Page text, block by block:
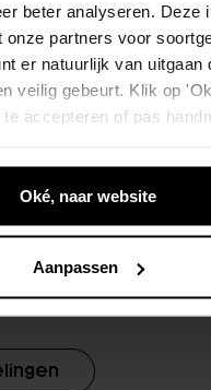
beter analyseren. Deze
onze partners voor
er natuurlijk van uitgaan
veilig gebeurt. Klik op
accepteren of pas
Oké, naar website
Aanpassen
een
screening